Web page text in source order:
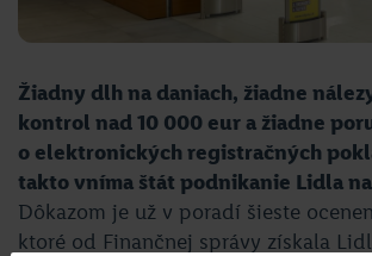
Žiadny dlh na daniach, žiadne
kontrol nad 10 000 eur a žiadne
o elektronických registračných
takto vníma štát podnikanie Lidla
Dôkazom je už v poradí šieste
ktoré od Finančnej správy získala Lidl